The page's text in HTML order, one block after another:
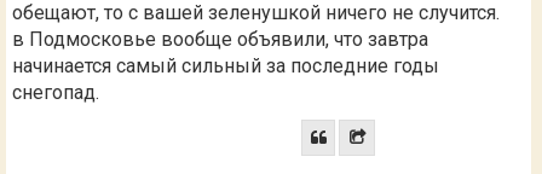
обещают, то с вашей зеленушкой ничего не случится.
в Подмосковье вообще объявили, что завтра
начинается самый сильный за последние годы
снегопад.